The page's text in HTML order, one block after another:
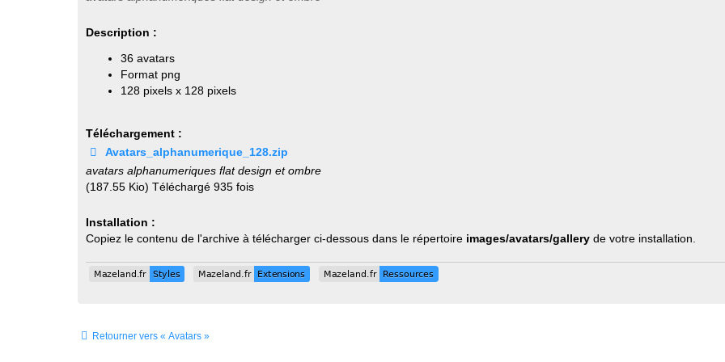
Description :
36 avatars
Format png
128 pixels x 128 pixels
Téléchargement :
Avatars_alphanumerique_128.zip
avatars alphanumeriques flat design et ombre
(187.55 Kio) Téléchargé 935 fois
Installation :
Copiez le contenu de l'archive à télécharger ci-dessous dans le répertoire images/avatars/gallery de votre installation.
Mazeland.fr
Mazeland.fr Styles
Styles Mazeland.fr
Mazeland.fr Extensions
Extensions Mazeland.fr
Mazeland.fr Ressources
Ressources
Retourner vers « Avatars »